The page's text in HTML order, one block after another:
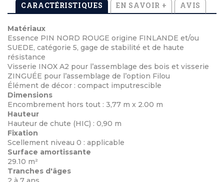
CARACTÉRISTIQUES EN SAVOIR + AVIS
Matériaux
Essence PIN NORD ROUGE origine FINLANDE et/ou
SUEDE, catégorie 5, gage de stabilité et de haute
résistance
Visserie INOX A2 pour l’assemblage des bois et visserie
ZINGUÉE pour l’assemblage de l’option Filou
Élément de décor : compact imputrescible
Dimensions
Encombrement hors tout : 3,77 m x 2.00 m
Hauteur
Hauteur de chute (HIC) : 0,90 m
Fixation
Scellement niveau 0 : applicable
Surface amortissante
29.10 m²
Tranches d'âges